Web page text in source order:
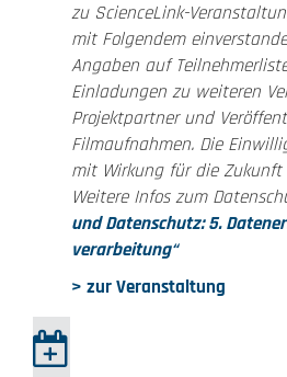
zu ScienceLink-
mit Folgendem
Angaben auf
Einladungen zu weiteren
Projektpartner und
Filmaufnahmen. Die
mit Wirkung für die
Weitere Infos zum
und Datenschutz: 5.
verarbeitung“
> zur Veranstaltung